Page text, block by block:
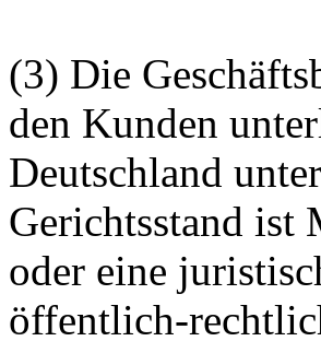
(3) Die
den Kunden
Deutschland
Gerichtsstand ist
oder eine
öffentlich-